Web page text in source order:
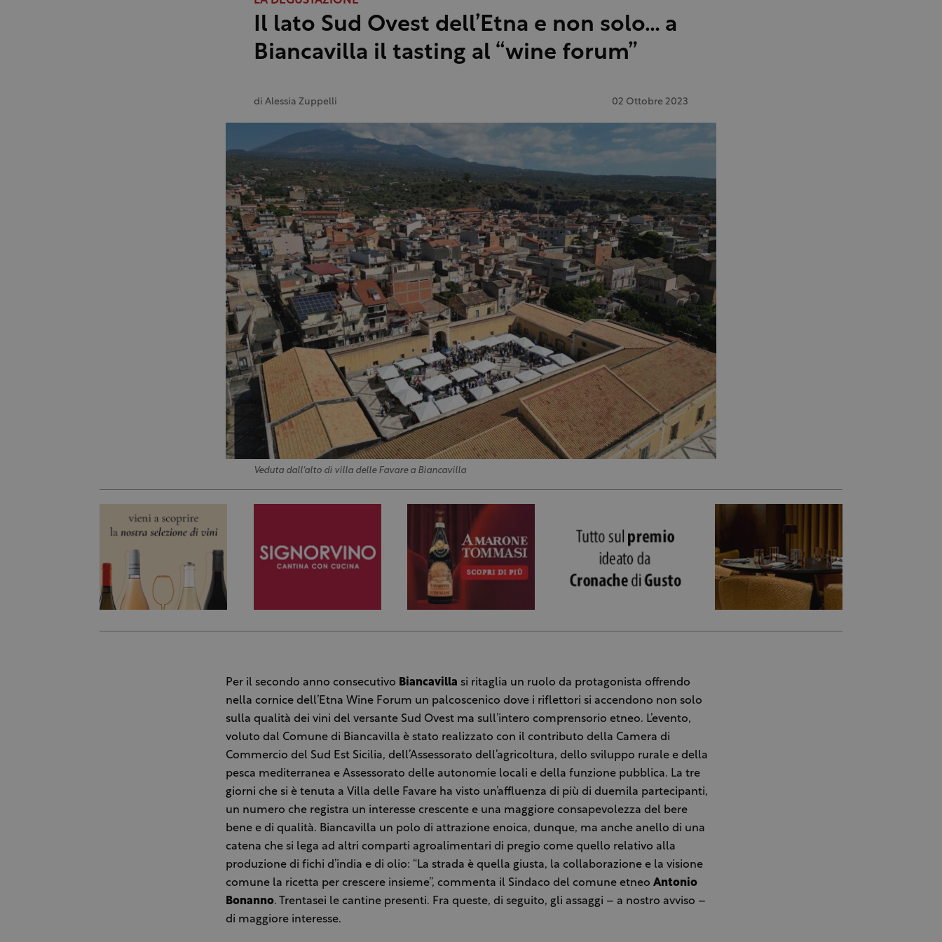
Il lato Sud Ovest dell’Etna e non solo… a
Biancavilla il tasting al “wine forum”
di Alessia Zuppelli 02 Ottobre 2023
Veduta dall'alto di villa delle Favare a Biancavilla
Per il secondo anno consecutivo Biancavilla si ritaglia un ruolo da protagonista offrendo
nella cornice dell’Etna Wine Forum un palcoscenico dove i riflettori si accendono non solo
sulla qualità dei vini del versante Sud Ovest ma sull’intero comprensorio etneo. L’evento,
voluto dal Comune di Biancavilla è stato realizzato con il contributo della Camera di
Commercio del Sud Est Sicilia, dell’Assessorato dell’agricoltura, dello sviluppo rurale e della
pesca mediterranea e Assessorato delle autonomie locali e della funzione pubblica. La tre
giorni che si è tenuta a Villa delle Favare ha visto un’affluenza di più di duemila partecipanti,
un numero che registra un interesse crescente e una maggiore consapevolezza del bere
bene e di qualità. Biancavilla un polo di attrazione enoica, dunque, ma anche anello di una
catena che si lega ad altri comparti agroalimentari di pregio come quello relativo alla
produzione di fichi d’india e di olio: “La strada è quella giusta, la collaborazione e la visione
comune la ricetta per crescere insieme”, commenta il Sindaco del comune etneo Antonio
Bonanno. Trentasei le cantine presenti. Fra queste, di seguito, gli assaggi – a nostro avviso –
di maggiore interesse.